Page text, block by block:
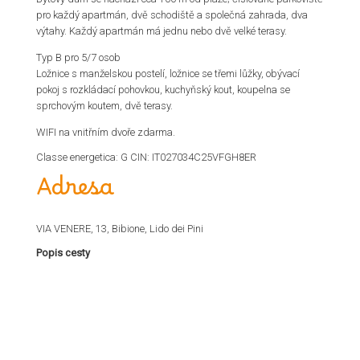
pro každý apartmán, dvě schodiště a společná zahrada, dva
výtahy. Každý apartmán má jednu nebo dvě velké terasy.
Typ B pro 5/7 osob
Ložnice s manželskou postelí, ložnice se třemi lůžky, obývací
pokoj s rozkládací pohovkou, kuchyňský kout, koupelna se
sprchovým koutem, dvě terasy.
WIFI na vnitřním dvoře zdarma.
Classe energetica: G CIN: IT027034C25VFGH8ER
Adresa
VIA VENERE, 13, Bibione, Lido dei Pini
Popis cesty